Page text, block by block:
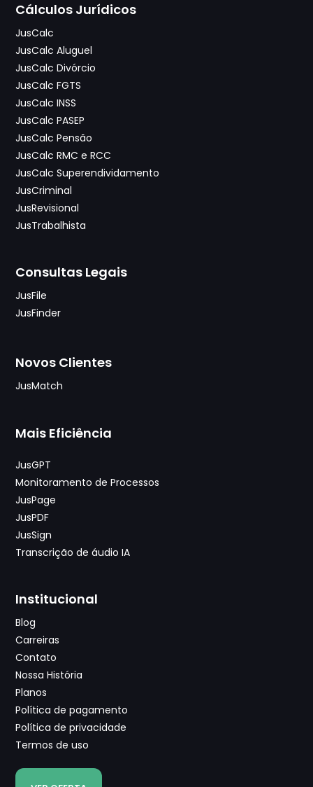
Cálculos Jurídicos
JusCalc
JusCalc Aluguel
JusCalc Divórcio
JusCalc FGTS
JusCalc INSS
JusCalc PASEP
JusCalc Pensão
JusCalc RMC e RCC
JusCalc Superendividamento
JusCriminal
JusRevisional
JusTrabalhista
Consultas Legais
JusFile
JusFinder
Novos Clientes
JusMatch
Mais Eficiência
JusGPT
Monitoramento de Processos
JusPage
JusPDF
JusSign
Transcrição de áudio IA
Institucional
Blog
Carreiras
Contato
Nossa História
Planos
Política de pagamento
Política de privacidade
Termos de uso